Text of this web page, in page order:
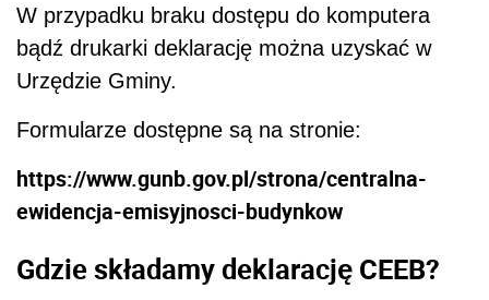
W przypadku braku dostępu do komputera
bądź drukarki deklarację można uzyskać w
Urzędzie Gminy.
Formularze dostępne są na stronie:
https://www.gunb.gov.pl/strona/centralna-
ewidencja-emisyjnosci-budynkow
Gdzie składamy deklarację CEEB?